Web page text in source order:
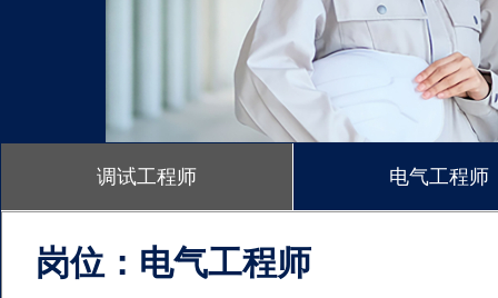
调试工程师 电气工程师
岗位：机械工程师